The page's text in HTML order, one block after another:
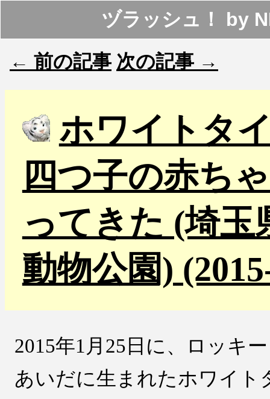
ヅラッシュ！ by
← 前の記事 次の記事 →
ホワイトタ
四つ子の赤ち
ってきた (埼玉
動物公園)
2015年1月25日に、ロッキ
あいだに生まれたホワイト